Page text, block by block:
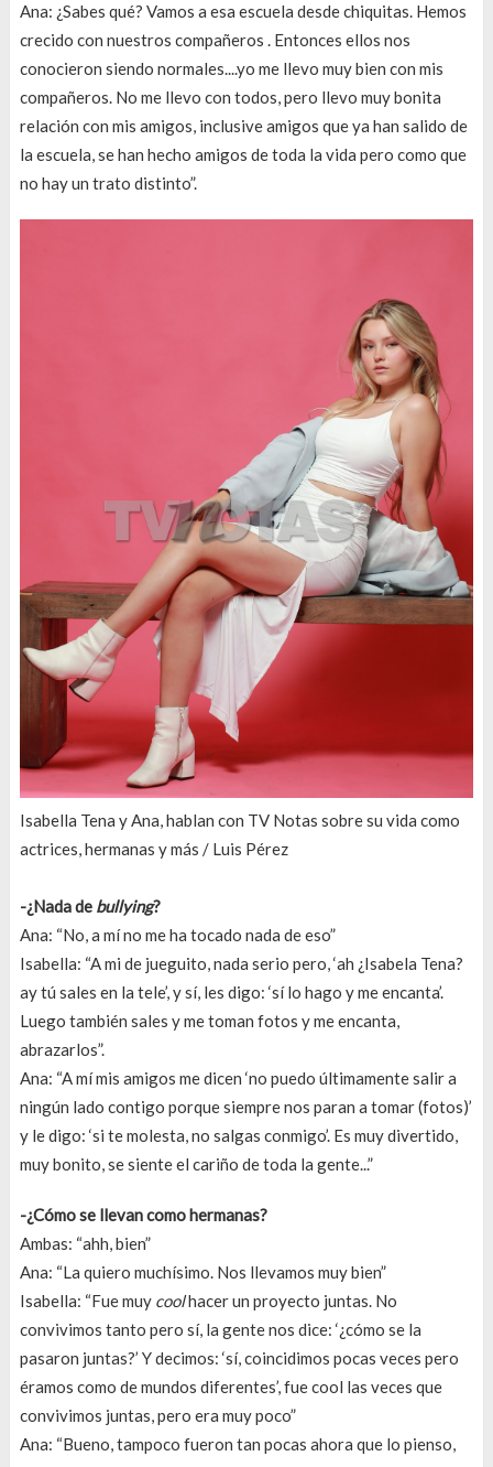
Ana: ¿Sabes qué? Vamos a esa escuela desde chiquitas. Hemos
crecido con nuestros compañeros . Entonces ellos nos
conocieron siendo normales....yo me llevo muy bien con mis
compañeros. No me llevo con todos, pero llevo muy bonita
relación con mis amigos, inclusive amigos que ya han salido de
la escuela, se han hecho amigos de toda la vida pero como que
no hay un trato distinto”.
Isabella Tena y Ana, hablan con TV Notas sobre su vida como
actrices, hermanas y más / Luis Pérez
-¿Nada de bullying?
Ana: “No, a mí no me ha tocado nada de eso”
Isabella: “A mi de jueguito, nada serio pero, ‘ah ¿Isabela Tena?
ay tú sales en la tele’, y sí, les digo: ‘sí lo hago y me encanta’.
Luego también sales y me toman fotos y me encanta,
abrazarlos”.
Ana: “A mí mis amigos me dicen ‘no puedo últimamente salir a
ningún lado contigo porque siempre nos paran a tomar (fotos)’
y le digo: ‘si te molesta, no salgas conmigo’. Es muy divertido,
muy bonito, se siente el cariño de toda la gente...”
-¿Cómo se llevan como hermanas?
Ambas: “ahh, bien”
Ana: “La quiero muchísimo. Nos llevamos muy bien”
Isabella: “Fue muy coolhacer un proyecto juntas. No
convivimos tanto pero sí, la gente nos dice: ‘¿cómo se la
pasaron juntas?’ Y decimos: ‘sí, coincidimos pocas veces pero
éramos como de mundos diferentes’, fue cool las veces que
convivimos juntas, pero era muy poco”
Ana: “Bueno, tampoco fueron tan pocas ahora que lo pienso,